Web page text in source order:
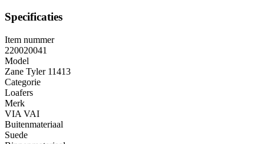
Specificaties
Item nummer
220020041
Model
Zane Tyler 11413
Categorie
Loafers
Merk
VIA VAI
Buitenmateriaal
Suede